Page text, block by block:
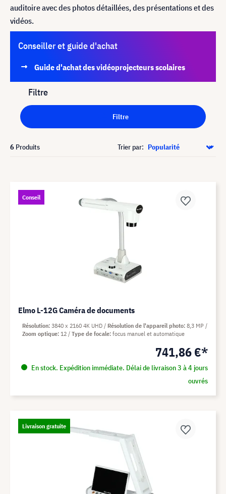
auditoire avec des photos détaillées, des présentations et des
vidéos.
Conseiller et guide d'achat
Guide d'achat des vidéoprojecteurs scolaires
Filtre
Filtre
6 Produits Trier par:
Conseil
Elmo L-12G Caméra de documents
741,86 €*
En stock. Expédition immédiate. Délai de livraison 3 à 4 jours
ouvrés
Résolution 3840 x 2160 4K UHD Résolution de l'appareil photo 8,3 MP
Zoom optique 12 Type de focale focus manuel et automatique
Livraison gratuite